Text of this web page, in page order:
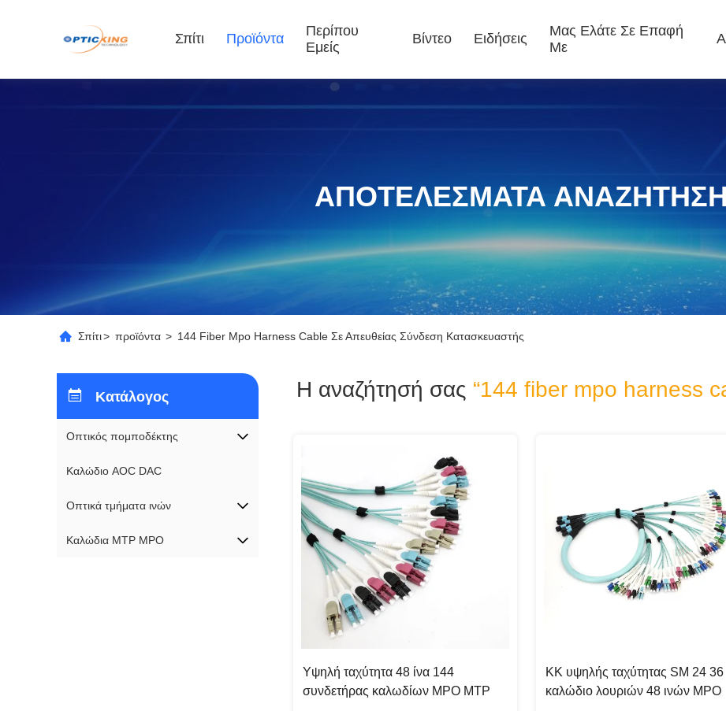
Σπίτι Προϊόντα
Περίπου
Εμείς
Βίντεο Ειδήσεις
Μας Ελάτε Σε Επαφή
Με
ΑΠΟΤΕΛΈΣΜΑΤΑ
Σπίτι> προϊόντα > 144 Fiber Mpo Harness Cable Σε Απευθείας Σύνδεση Κατασκευαστής
Κατάλογος
Οπτικός πομποδέκτης
Καλώδιο AOC DAC
Οπτικά τμήματα ινών
Καλώδια MTP MPO
Η αναζήτησή σας “144 fiber mpo harness
Υψηλή ταχύτητα 48 ίνα 144
συνδετήρας καλωδίων MPO MTP
ΚΚ υψηλής ταχύτητας SM 24 36
καλώδιο λουριών 48 ινών MPO